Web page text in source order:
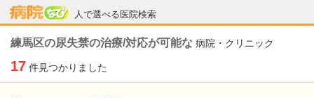
人で選べる医院検索
病院なび
練馬区の尿失禁の治療/対応が可能な 病院・クリニック
17 件見つかりました